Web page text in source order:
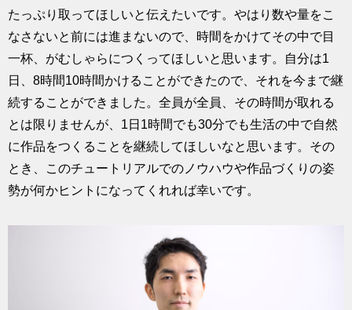
たっぷり取ってほしいと伝えたいです。やはり数や量をこ
なさないと前には進まないので、時間をかけてその中で目
一杯、がむしゃらにつくってほしいと思います。自分は1
日、8時間10時間かけることができたので、それを今まで継
続することができました。全員が全員、その時間が取れる
とは限りませんが、1日1時間でも30分でも生活の中で自然
に作品をつくることを継続してほしいなと思います。その
とき、このチュートリアルでのノウハウや作品づくりの姿
勢が何かヒントになってくれれば幸いです。